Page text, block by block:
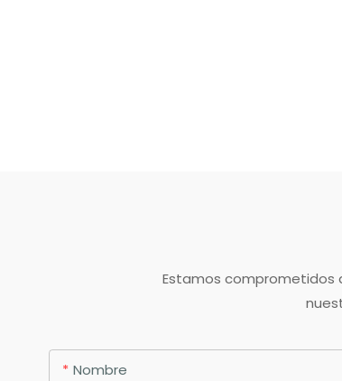
Estamos comprometidos
Nombre